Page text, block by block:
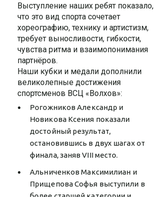
Выступление наших ребят показало,
что это вид спорта сочетает
хореографию, технику и артистизм,
требует выносливости, гибкости,
чувства ритма и взаимопонимания
партнёров.
Наши кубки и медали дополнили
великолепные достижения
спортсменов ВСЦ «Волхов»:
Рогожников Александр и
Новикова Ксения показали
достойный результат,
остановившись в двух шагах от
финала, заняв VIII место.
Альниченков Максимилиан и
Прищепова Софья выступили в